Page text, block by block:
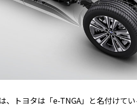
、トヨタは「e-TNGA」と名付けて